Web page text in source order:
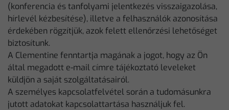
(konferencia és tanfolyami jelentkezés visszaigazolása,
hírlevél kézbesítése), illetve a felhasználók azonosítása
érdekében rögzítjük, azok felett ellenőrzési lehetőséget
biztosítunk.
A Clementine fenntartja magának a jogot, hogy az Ön
által megadott e-mail címre tájékoztató leveleket
küldjön a saját szolgáltatásairól.
A személyes kapcsolatfelvétel során a tudomásunkra
jutott adatokat kapcsolattartása használjuk fel.